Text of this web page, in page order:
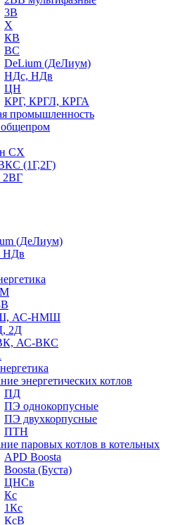
3В
Х
КВ
ВС
DeLium (ДеЛиум)
НДс, НДв
ЦН
КРГ, КРГЛ, КРГА
промышленность
СХ
(1Г,2Г)
2ВГ
(ДеЛиум)
НДв
АС-НМШ
2Д
АС-ВКС
энергетических котлов
ПД
ПЭ однокорпусные
ПЭ двухкорпусные
ПТН
паровых котлов в котельных
APD Boosta
Boosta (Буста)
ЦНСв
Кс
1Кс
КсВ